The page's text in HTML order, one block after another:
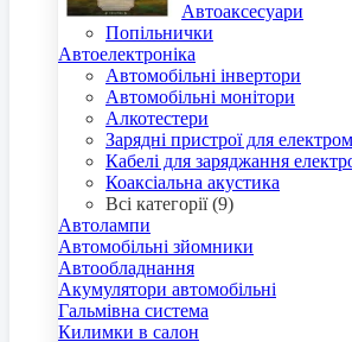
Автоаксесуари
Попільнички
Автоелектроніка
Автомобільні інвертори
Автомобільні монітори
Алкотестери
Зарядні пристрої для
Кабелі для заряджання
Коаксіальна акустика
Всі категорії (9)
Автолампи
Автомобільні зйомники
Автообладнання
Акумулятори автомобільні
Гальмівна система
Килимки в салон